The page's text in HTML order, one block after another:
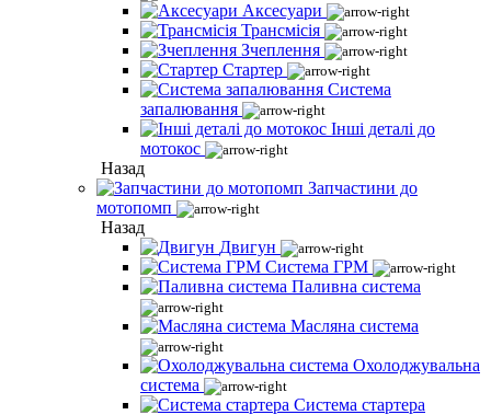
Аксесуари
Трансмісія
Зчеплення
Стартер
Система
запалювання
Інші деталі до
мотокос
Назад
Запчастини до
мотопомп
Назад
Двигун
Система ГРМ
Паливна система
Масляна система
Охолоджувальна
система
Система стартера